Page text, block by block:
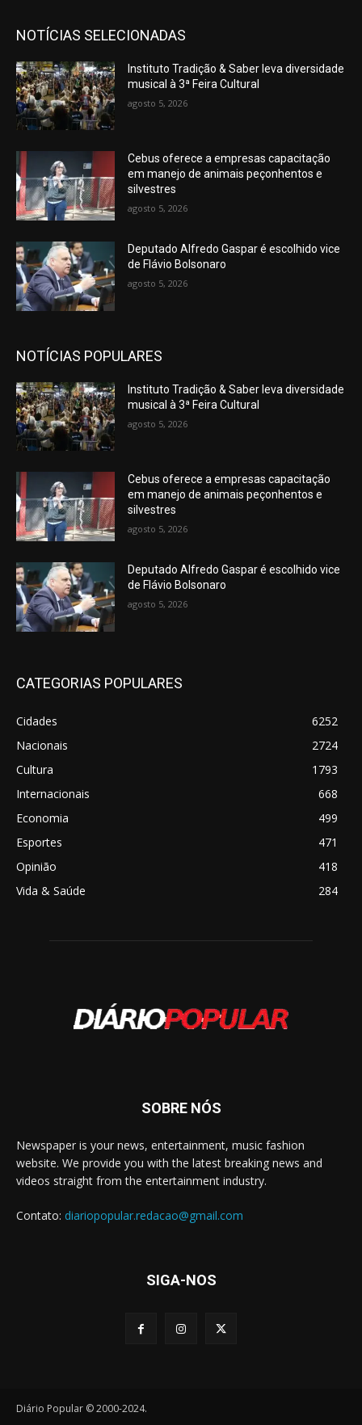
NOTÍCIAS SELECIONADAS
Instituto Tradição & Saber leva diversidade
musical à 3ª Feira Cultural
agosto 5, 2026
Cebus oferece a empresas capacitação
em manejo de animais peçonhentos e
silvestres
agosto 5, 2026
Deputado Alfredo Gaspar é escolhido vice
de Flávio Bolsonaro
agosto 5, 2026
NOTÍCIAS POPULARES
Instituto Tradição & Saber leva diversidade
musical à 3ª Feira Cultural
agosto 5, 2026
Cebus oferece a empresas capacitação
em manejo de animais peçonhentos e
silvestres
agosto 5, 2026
Deputado Alfredo Gaspar é escolhido vice
de Flávio Bolsonaro
agosto 5, 2026
CATEGORIAS POPULARES
Cidades
6252
Nacionais
2724
Cultura
1793
Internacionais
668
Economia
499
Esportes
471
Opinião
418
Vida & Saúde
284
SOBRE NÓS
Newspaper is your news, entertainment, music fashion
website. We provide you with the latest breaking news and
videos straight from the entertainment industry.
Contato: diariopopular.redacao@gmail.com
SIGA-NOS
Diário Popular © 2000-2024.